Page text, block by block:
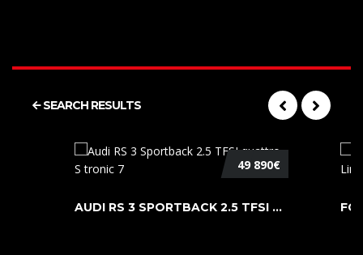
SEARCH RESULTS
49 890€
AUDI RS 3 SPORTBACK 2.5 TFSI QUATTR ...